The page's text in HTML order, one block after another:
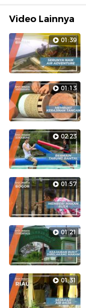
Video Lainnya
01:39
01:13
02:23
01:57
01:21
01:31